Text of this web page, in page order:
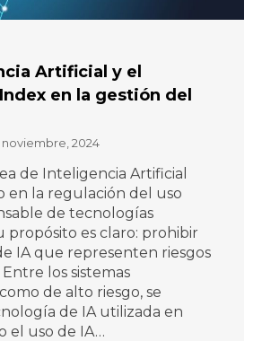
Artificial y el
en la gestión del
noviembre, 2024
de Inteligencia Artificial
en la regulación del uso
de tecnologías
propósito es claro: prohibir
IA que representen riesgos
los sistemas
de alto riesgo, se
de IA utilizada en
el uso de IA…